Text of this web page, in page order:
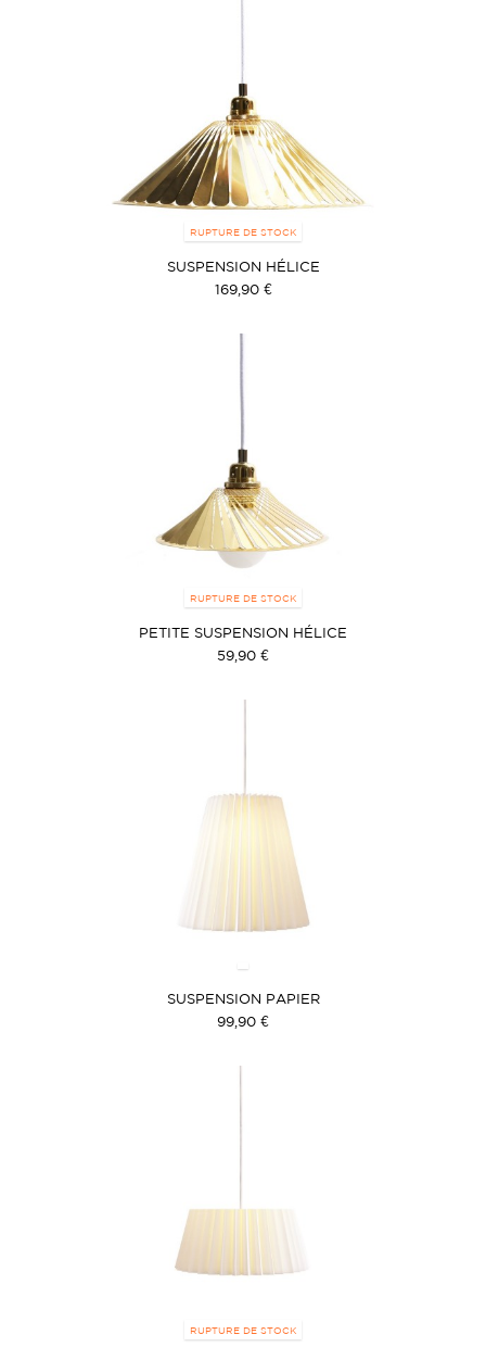
RUPTURE DE STOCK
SUSPENSION HÉLICE
169,90 €
RUPTURE DE STOCK
PETITE SUSPENSION HÉLICE
59,90 €
SUSPENSION PAPIER
99,90 €
RUPTURE DE STOCK